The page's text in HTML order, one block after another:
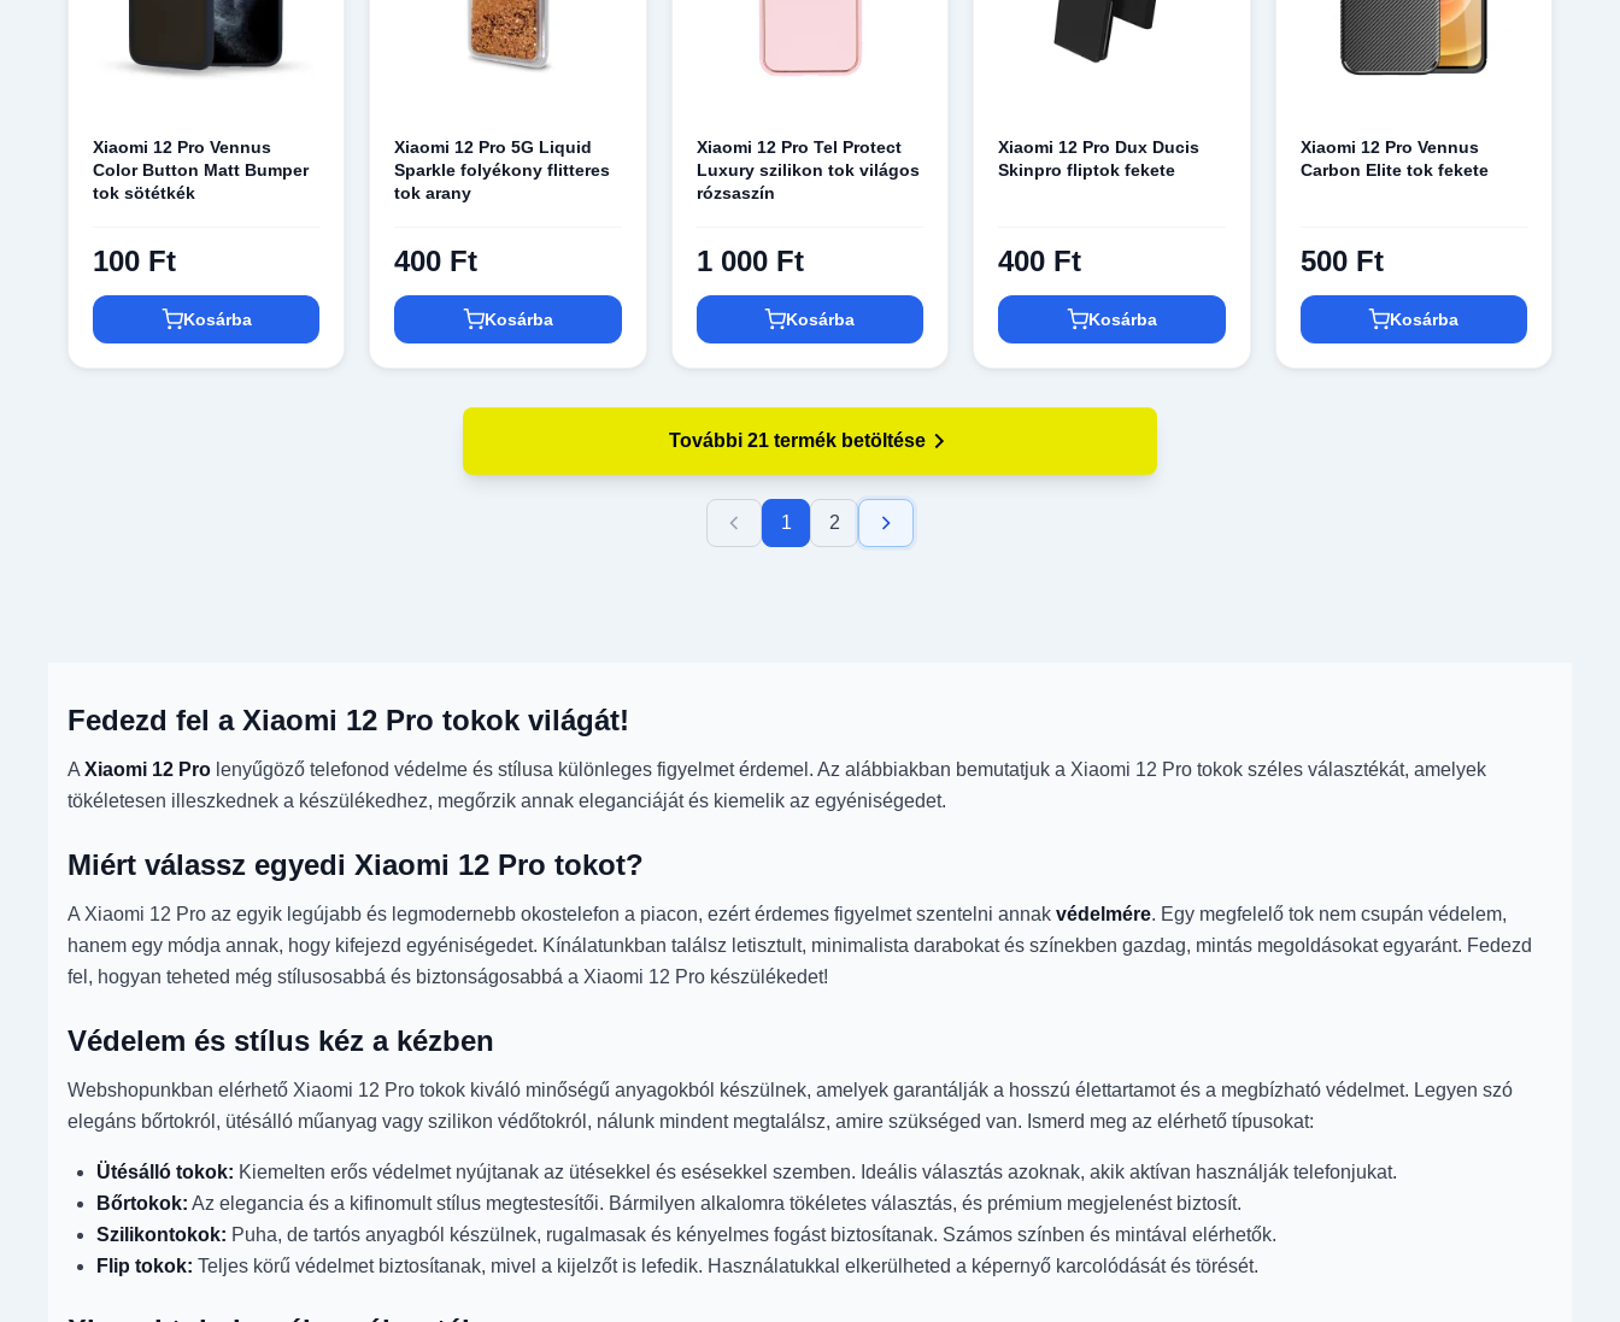
Xiaomi 12 Pro Vennus
Color Button Matt Bumper
tok sötétkék
100 Ft
Kosárba
Xiaomi 12 Pro 5G Liquid
Sparkle folyékony flitteres
tok arany
400 Ft
Kosárba
Xiaomi 12 Pro Tel Protect
Luxury szilikon tok világos
rózsaszín
1 000 Ft
Kosárba
Xiaomi 12 Pro Dux Ducis
Skinpro fliptok fekete
400 Ft
Kosárba
Xiaomi 12 Pro Vennus
Carbon Elite tok fekete
500 Ft
Kosárba
További 21 termék betöltése
1 2
Fedezd fel a Xiaomi 12 Pro tokok világát!
A Xiaomi 12 Pro lenyűgöző telefonod védelme és stílusa különleges figyelmet érdemel. Az alábbiakban bemutatjuk a Xiaomi 12 Pro tokok széles választékát, amelyek
tökéletesen illeszkednek a készülékedhez, megőrzik annak eleganciáját és kiemelik az egyéniségedet.
Miért válassz egyedi Xiaomi 12 Pro tokot?
A Xiaomi 12 Pro az egyik legújabb és legmodernebb okostelefon a piacon, ezért érdemes figyelmet szentelni annak védelmére. Egy megfelelő tok nem csupán védelem,
hanem egy módja annak, hogy kifejezd egyéniségedet. Kínálatunkban találsz letisztult, minimalista darabokat és színekben gazdag, mintás megoldásokat egyaránt. Fedezd
fel, hogyan teheted még stílusosabbá és biztonságosabbá a Xiaomi 12 Pro készülékedet!
Védelem és stílus kéz a kézben
Webshopunkban elérhető Xiaomi 12 Pro tokok kiváló minőségű anyagokból készülnek, amelyek garantálják a hosszú élettartamot és a megbízható védelmet. Legyen szó
elegáns bőrtokról, ütésálló műanyag vagy szilikon védőtokról, nálunk mindent megtalálsz, amire szükséged van. Ismerd meg az elérhető típusokat:
Ütésálló tokok: Kiemelten erős védelmet nyújtanak az ütésekkel és esésekkel szemben. Ideális választás azoknak, akik aktívan használják telefonjukat.
Bőrtokok: Az elegancia és a kifinomult stílus megtestesítői. Bármilyen alkalomra tökéletes választás, és prémium megjelenést biztosít.
Szilikontokok: Puha, de tartós anyagból készülnek, rugalmasak és kényelmes fogást biztosítanak. Számos színben és mintával elérhetők.
Flip tokok: Teljes körű védelmet biztosítanak, mivel a kijelzőt is lefedik. Használatukkal elkerülheted a képernyő karcolódását és törését.